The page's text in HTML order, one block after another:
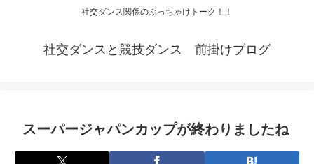
社交ダンス関係のぶっちゃけトーク！！
社交ダンスと競技ダンス 前掛けブログ
スーパージャパンカップが終わりましたね